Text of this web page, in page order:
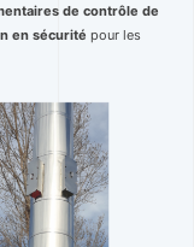
de contrôle de
en sécurité pour les